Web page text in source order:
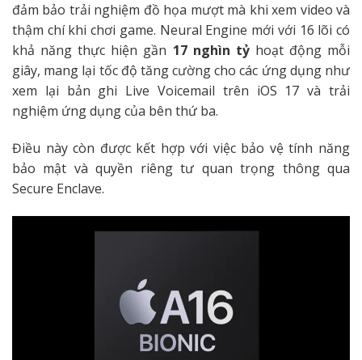
đảm bảo trải nghiệm đồ họa mượt mà khi xem video và
thậm chí khi chơi game. Neural Engine mới với 16 lõi có
khả năng thực hiện gần 17 nghìn tỷhoạt động mỗi
giây, mang lại tốc độ tăng cường cho các ứng dụng như
xem lại bản ghi Live Voicemail trên iOS 17 và trải
nghiệm ứng dụng của bên thứ ba.
Điều này còn được kết hợp với việc bảo vệ tính năng
bảo mật và quyền riêng tư quan trọng thông qua
Secure Enclave.